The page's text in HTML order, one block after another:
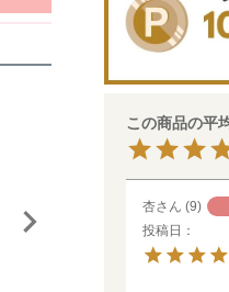
43
電車 はたらく
車 乗り物ワッ
【TIME SAL
E】ツイルニッ
ト ロゴワッペ
ン フード取り
杏 9
投稿日